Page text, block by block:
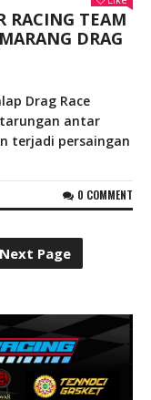
RACING TEAM
DRAG
Drag Race
antar
terjadi persaingan
0 COMMENT
Next Page